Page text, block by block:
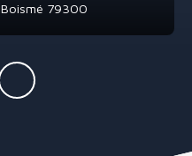
Boismé 79300